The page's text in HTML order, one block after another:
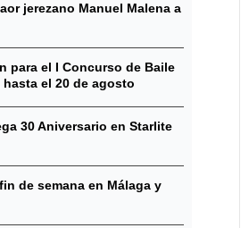
jerezano Manuel Malena a
para el I Concurso de Baile
el 20 de agosto
30 Aniversario en Starlite
de semana en Málaga y